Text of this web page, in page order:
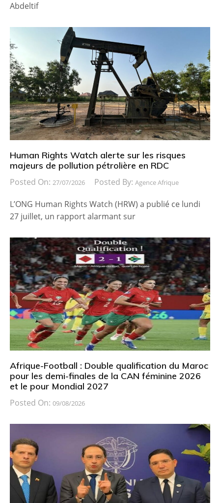
Abdeltif
Human Rights Watch alerte sur les risques
majeurs de pollution pétrolière en RDC
Posted On: 27/07/2026 Posted By: Agence Afrique
L’ONG Human Rights Watch (HRW) a publié ce lundi
27 juillet, un rapport alarmant sur
Afrique-Football : Double qualification du Maroc
pour les demi-finales de la CAN féminine 2026
et le pour Mondial 2027
Posted On: 09/08/2026